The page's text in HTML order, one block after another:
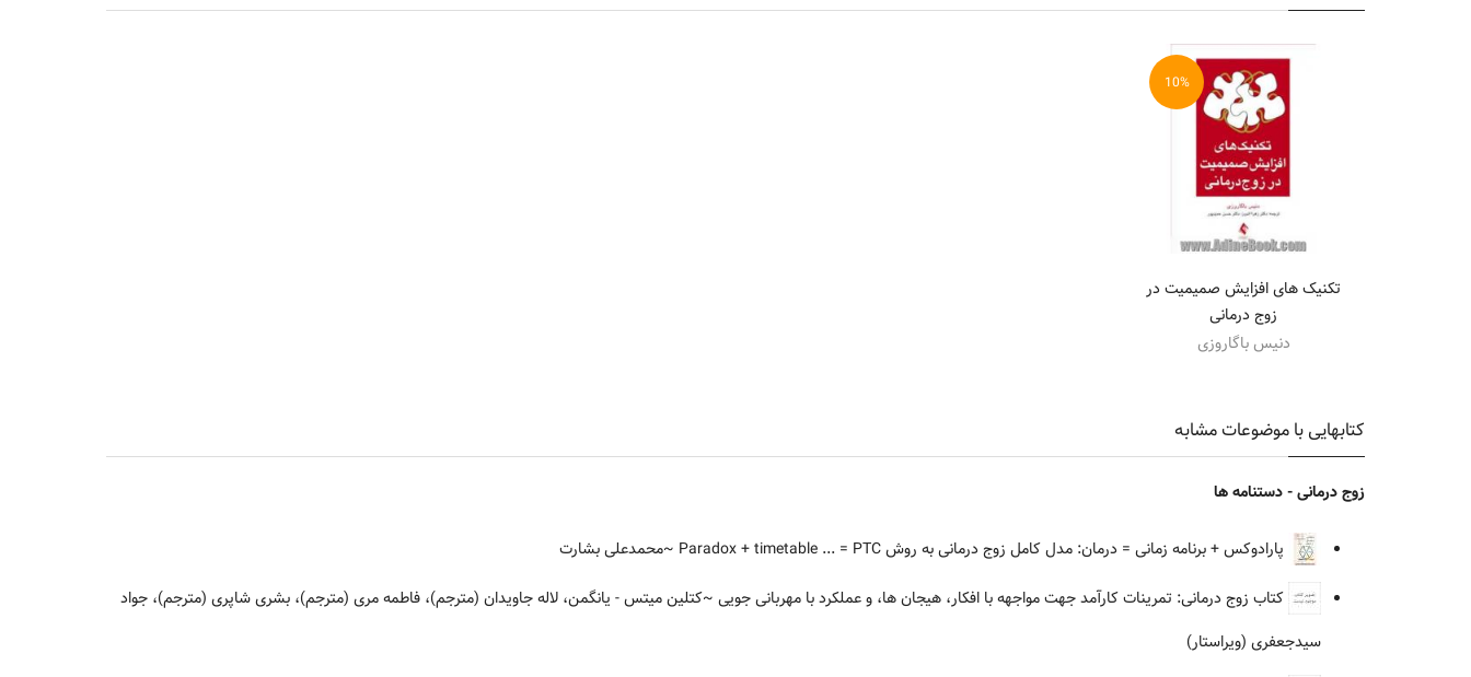
10%
تکنیک های افزایش صمیمیت در
زوج درمانی
دنیس باگاروزی
کتابهایی با موضوعات مشابه
زوج درمانی - دستنامه ها
پارادوکس + برنامه زمانی = درمان: مدل کامل زوج درمانی به روش Paradox + timetable ... = PTC
~محمدعلی بشارت
کتاب زوج درمانی: تمرینات کارآمد جهت مواجهه با افکار، هیجان ها، و عملکرد با مهربانی جویی ~کتلین میتس - یانگمن، لاله جاویدان (مترجم)، فاطمه مری (مترجم)، بشری شاپری (مترجم)، جواد
سیدجعفری (ویراستار)